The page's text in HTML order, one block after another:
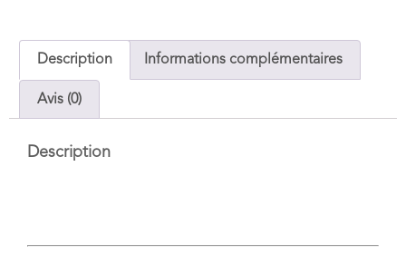
Description Informations complémentaires
Avis (0)
Description